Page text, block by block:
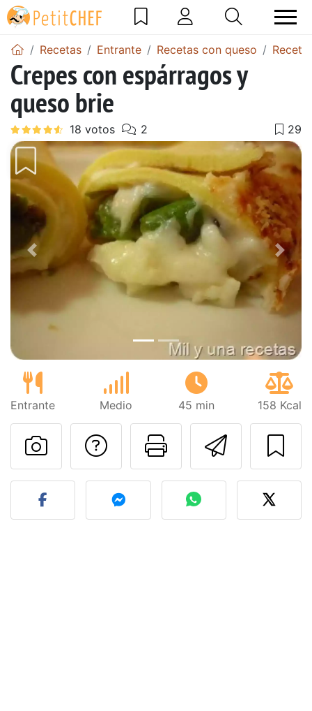
Recetas Entrante Recetas con queso
Crepes con espárragos y
queso brie
Anterior
Entrante Medio 45 min 158 Kcal
Imprimir
Preguntar al autor
Publicar la foto de esta